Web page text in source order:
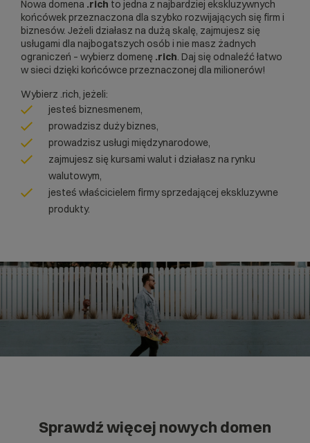
Nowa domena .rich to jedna z najbardziej ekskluzywnych
końcówek przeznaczona dla szybko rozwijających się firm i
biznesów. Jeżeli działasz na dużą skalę, zajmujesz się
usługami dla najbogatszych osób i nie masz żadnych
ograniczeń – wybierz domenę .rich. Daj się odnaleźć łatwo
w sieci dzięki końcówce przeznaczonej dla milionerów!
Wybierz .rich, jeżeli:
jesteś biznesmenem,
prowadzisz duży biznes,
prowadzisz usługi międzynarodowe,
zajmujesz się kursami walut i działasz na rynku
walutowym,
jesteś właścicielem firmy sprzedającej ekskluzywne
produkty.
Sprawdź więcej nowych domen